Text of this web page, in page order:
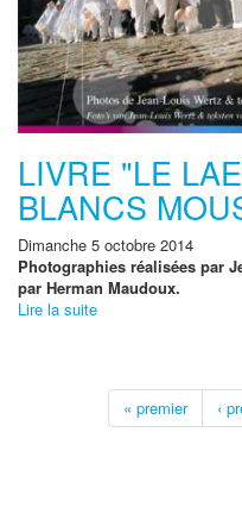
LIVRE "LE
BLANCS
Dimanche 5 octobre 2014
Photographies réalisées par
par Herman Maudoux.
Lire la suite
« premier ‹